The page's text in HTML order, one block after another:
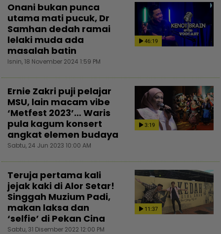
46:19
Onani bukan punca
utama mati pucuk, Dr
Samhan dedah ramai
lelaki muda ada
masalah batin
Isnin, 18 November 2024 1:59 PM
3:19
Ernie Zakri puji pelajar
MSU, lain macam vibe
‘Metfest 2023’… Waris
pula kagum konsert
angkat elemen budaya
Sabtu, 24 Jun 2023 10:00 AM
11:37
Teruja pertama kali
jejak kaki di Alor Setar!
Singgah Muzium Padi,
makan laksa dan
‘selfie’ di Pekan Cina
Sabtu, 31 Disember 2022 12:00 PM